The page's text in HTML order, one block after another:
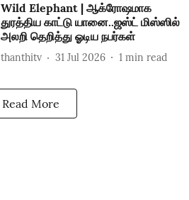
Wild Elephant | ஆக்ரோஷமாக
துரத்திய காட்டு யானை..ஜஸ்ட் மிஸ்ஸில்
அலறி தெறித்து ஓடிய நபர்கள்
thanthitv 31 Jul 2026 1 min read
Read More